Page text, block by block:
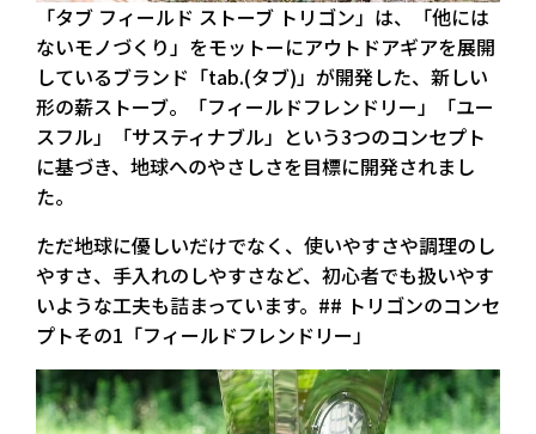
「タブ フィールド ストーブ トリゴン」は、「他には
ないモノづくり」をモットーにアウトドアギアを展開
しているブランド「tab.(タブ)」が開発した、新しい
形の薪ストーブ。「フィールドフレンドリー」「ユー
スフル」「サスティナブル」という3つのコンセプト
に基づき、地球へのやさしさを目標に開発されまし
た。
ただ地球に優しいだけでなく、使いやすさや調理のし
やすさ、手入れのしやすさなど、初心者でも扱いやす
いような工夫も詰まっています。## トリゴンのコンセ
プトその1「フィールドフレンドリー」